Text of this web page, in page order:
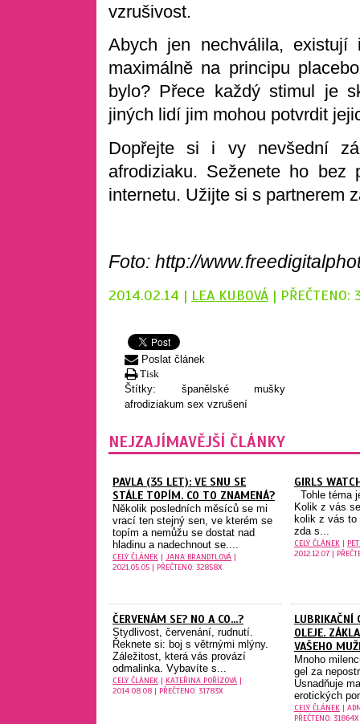
vzrušivost.
Abych jen nechválila,
maximálně na principu
bylo? Přece každý stimul je
jiných lidí jim mohou potvrdit
Dopřejte si i vy nevšední
afrodiziaku. Seženete ho bez
internetu. Užijte si s partnerem
Foto: http://
2014.02.14 | LEA KUBOVÁ | PŘEČTENO:
Poslat článek
Tisk
Štítky: španělské mušky
afrodiziakum sex vzrušení
NEJZAJÍMAVĚJŠÍ ČLÁNKY
PAVLA (35 LET): VE SNU SE
STÁLE TOPÍM. CO TO ZNAMENÁ?
Několik posledních měsíců se mi
vrací ten stejný sen, ve kterém se
topím a nemůžu se dostat nad
hladinu a nadechnout se....
CELÝ ČLÁNEK | JANA BRANDTLOVÁ |
2021.05.05 | PŘEČTENO: 32858X
GIRLS
Tohle téma
Kolik z vás
kolik z vás to
zda s...
CELÝ ČLÁNEK|
2012.12.07 |
ČERVENÁM SE? NO A CO...?
Stydlivost, červenání, rudnutí.
Řeknete si: boj s větrnými mlýny.
Záležitost, která vás provází
odmalinka. Vybavíte s...
CELÝ ČLÁNEK | KATEŘINA POŘÍZOVÁ |
2014.08.08 | PŘEČTENO: 31783X
LUBRIKAČNÍ
OLEJE.
VAŠEHO
Mnoho
gel za
Usnadňuje
erotických
CELÝ ČLÁNEK|
PŘEČTENO: 31864X